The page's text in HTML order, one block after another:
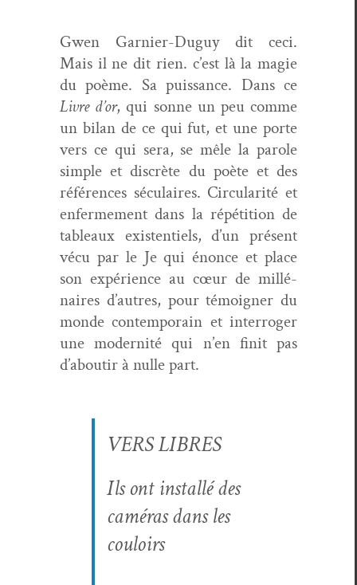
Gwen Gar­nier-Duguy dit ceci.
Mais il ne dit rien. c’est là la magie
du poème. Sa puis­sance. Dans ce
Livre d’or, qui sonne un peu comme
un bilan de ce qui fut, et une porte
vers ce qui sera, se mêle la parole
sim­ple et dis­crète du poète et des
références sécu­laires. Cir­cu­lar­ité et
enfer­me­ment dans la répéti­tion de
tableaux exis­ten­tiels, d’un présent
vécu par le Je qui énonce et place
son expéri­ence au cœur de mil­lé­
naires d’autres, pour témoign­er du
monde con­tem­po­rain et inter­roger
une moder­nité qui n’en finit pas
d’aboutir à nulle part.
VERS LIBRES
Ils ont instal­lé des
caméras dans les
couloirs